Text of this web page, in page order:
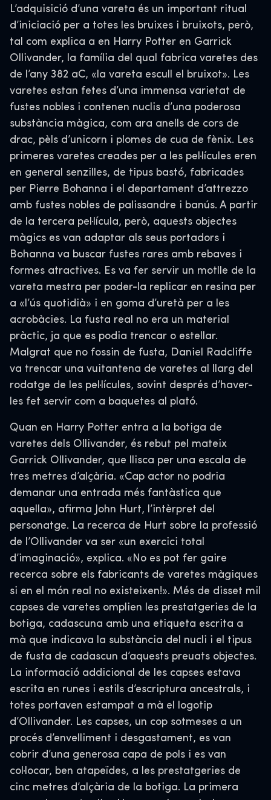
L’adquisició d’una vareta és un important ritual
d’iniciació per a totes les bruixes i bruixots, però,
tal com explica a en Harry Potter en Garrick
Ollivander, la família del qual fabrica varetes des
de l’any 382 aC, «la vareta escull el bruixot». Les
varetes estan fetes d’una immensa varietat de
fustes nobles i contenen nuclis d’una poderosa
substància màgica, com ara anells de cors de
drac, pèls d’unicorn i plomes de cua de fènix. Les
primeres varetes creades per a les pel·lícules eren
en general senzilles, de tipus bastó, fabricades
per Pierre Bohanna i el departament d’attrezzo
amb fustes nobles de palissandre i banús. A partir
de la tercera pel·lícula, però, aquests objectes
màgics es van adaptar als seus portadors i
Bohanna va buscar fustes rares amb rebaves i
formes atractives. Es va fer servir un motlle de la
vareta mestra per poder-la replicar en resina per
a «l’ús quotidià» i en goma d’uretà per a les
acrobàcies. La fusta real no era un material
pràctic, ja que es podia trencar o estellar.
Malgrat que no fossin de fusta, Daniel Radcliffe
va trencar una vuitantena de varetes al llarg del
rodatge de les pel·lícules, sovint després d’haver-
les fet servir com a baquetes al plató.
Quan en Harry Potter entra a la botiga de
varetes dels Ollivander, és rebut pel mateix
Garrick Ollivander, que llisca per una escala de
tres metres d’alçària. «Cap actor no podria
demanar una entrada més fantàstica que
aquella», afirma John Hurt, l’intèrpret del
personatge. La recerca de Hurt sobre la professió
de l’Ollivander va ser «un exercici total
d’imaginació», explica. «No es pot fer gaire
recerca sobre els fabricants de varetes màgiques
si en el món real no existeixen!». Més de disset mil
capses de varetes omplien les prestatgeries de la
botiga, cadascuna amb una etiqueta escrita a
mà que indicava la substància del nucli i el tipus
de fusta de cadascun d’aquests preuats objectes.
La informació addicional de les capses estava
escrita en runes i estils d’escriptura ancestrals, i
totes portaven estampat a mà el logotip
d’Ollivander. Les capses, un cop sotmeses a un
procés d’envelliment i desgastament, es van
cobrir d’una generosa capa de pols i es van
col·locar, ben atapeïdes, a les prestatgeries de
cinc metres d’alçària de la botiga. La primera